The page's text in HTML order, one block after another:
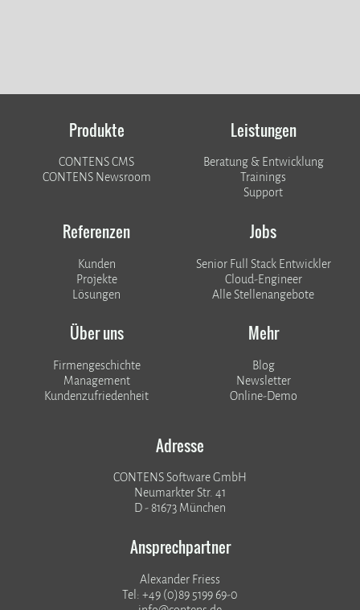
Produkte
CONTENS CMS
CONTENS Newsroom
Leistungen
Beratung & Entwicklung
Trainings
Support
Referenzen
Kunden
​​​​​​​Projekte
Lösungen
Jobs
Senior Full Stack Entwickler
Cloud-Engineer
Alle Stellenangebote
Über uns
Firmengeschichte
Management
Kundenzufriedenheit
Mehr
Blog
Newsletter
Online-Demo
Adresse
CONTENS Software GmbH
Neumarkter Str. 41
D - 81673 München
Ansprechpartner
Alexander Friess
Tel: +49 (0)89 5199 69-0